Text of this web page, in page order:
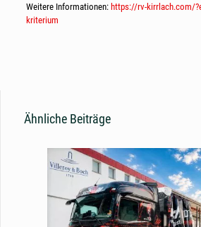
Weitere Informationen: https://rv-kirrlach.com/
kriterium
Ähnliche Beiträge